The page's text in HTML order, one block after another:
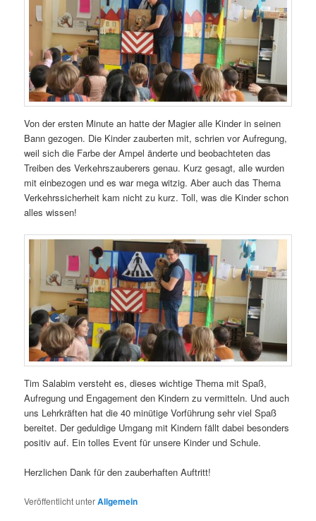
Von der ersten Minute an hatte der Magier alle Kinder in seinen
Bann gezogen. Die Kinder zauberten mit, schrien vor Aufregung,
weil sich die Farbe der Ampel änderte und beobachteten das
Treiben des Verkehrszauberers genau. Kurz gesagt, alle wurden
mit einbezogen und es war mega witzig. Aber auch das Thema
Verkehrssicherheit kam nicht zu kurz. Toll, was die Kinder schon
alles wissen!
Tim Salabim versteht es, dieses wichtige Thema mit Spaß,
Aufregung und Engagement den Kindern zu vermitteln. Und auch
uns Lehrkräften hat die 40 minütige Vorführung sehr viel Spaß
bereitet. Der geduldige Umgang mit Kindern fällt dabei besonders
positiv auf. Ein tolles Event für unsere Kinder und Schule.
Herzlichen Dank für den zauberhaften Auftritt!
Veröffentlicht unterAllgemein